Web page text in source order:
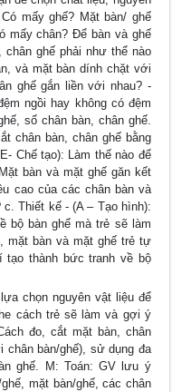
mấy ghế? Mặt bàn/ ghế
mấy chân? Để bàn và ghế
ghế phải như thể nào
và mặt bàn dính chặt với
ghế gắn liền với nhau? -
ngồi hay không có đệm
số chân bàn, chân ghế.
chân bàn, chân ghế bằng
Chế tạo): Làm thế nào để
bàn và mặt ghế găn kết
cao của các chân bàn và
Thiết kế - (A – Tạo hình):
bộ bàn ghế mà trẻ sẽ làm
mặt bàn và mặt ghế trẻ tự
tạo thành bức tranh về bộ
chọn nguyên vật liệu để
cách trẻ sẽ làm và gợi ý
đo, cắt mặt bàn, chân
chân bàn/ghế), sử dụng đa
ghế. M: Toán: GV lưu ý
mặt bàn/ghế, các chân